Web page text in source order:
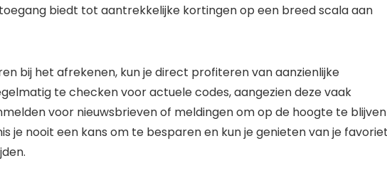
biedt tot aantrekkelijke kortingen op een breed scala aan
bij het afrekenen, kun je direct profiteren van aanzienlijke
te checken voor actuele codes, aangezien deze vaak
voor nieuwsbrieven of meldingen om op de hoogte te blijven
je nooit een kans om te besparen en kun je genieten van je